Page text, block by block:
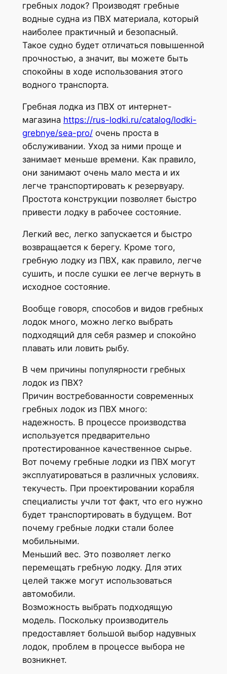
гребных лодок? Производят гребные
водные судна из ПВХ материала, который
наиболее практичный и безопасный.
Такое судно будет отличаться повышенной
прочностью, а значит, вы можете быть
спокойны в ходе использования этого
водного транспорта.
Гребная лодка из ПВХ от интернет-
магазина https://rus-lodki.ru/catalog/lodki-
grebnye/sea-pro/очень проста в
обслуживании. Уход за ними проще и
занимает меньше времени. Как правило,
они занимают очень мало места и их
легче транспортировать к резервуару.
Простота конструкции позволяет быстро
привести лодку в рабочее состояние.
Легкий вес, легко запускается и быстро
возвращается к берегу. Кроме того,
гребную лодку из ПВХ, как правило, легче
сушить, и после сушки ее легче вернуть в
исходное состояние.
Вообще говоря, способов и видов гребных
лодок много, можно легко выбрать
подходящий для себя размер и спокойно
плавать или ловить рыбу.
В чем причины популярности гребных
лодок из ПВХ?
Причин востребованности современных
гребных лодок из ПВХ много:
надежность. В процессе производства
используется предварительно
протестированное качественное сырье.
Вот почему гребные лодки из ПВХ могут
эксплуатироваться в различных условиях.
текучесть. При проектировании корабля
специалисты учли тот факт, что его нужно
будет транспортировать в будущем. Вот
почему гребные лодки стали более
мобильными.
Меньший вес. Это позволяет легко
перемещать гребную лодку. Для этих
целей также могут использоваться
автомобили.
Возможность выбрать подходящую
модель. Поскольку производитель
предоставляет большой выбор надувных
лодок, проблем в процессе выбора не
возникнет.